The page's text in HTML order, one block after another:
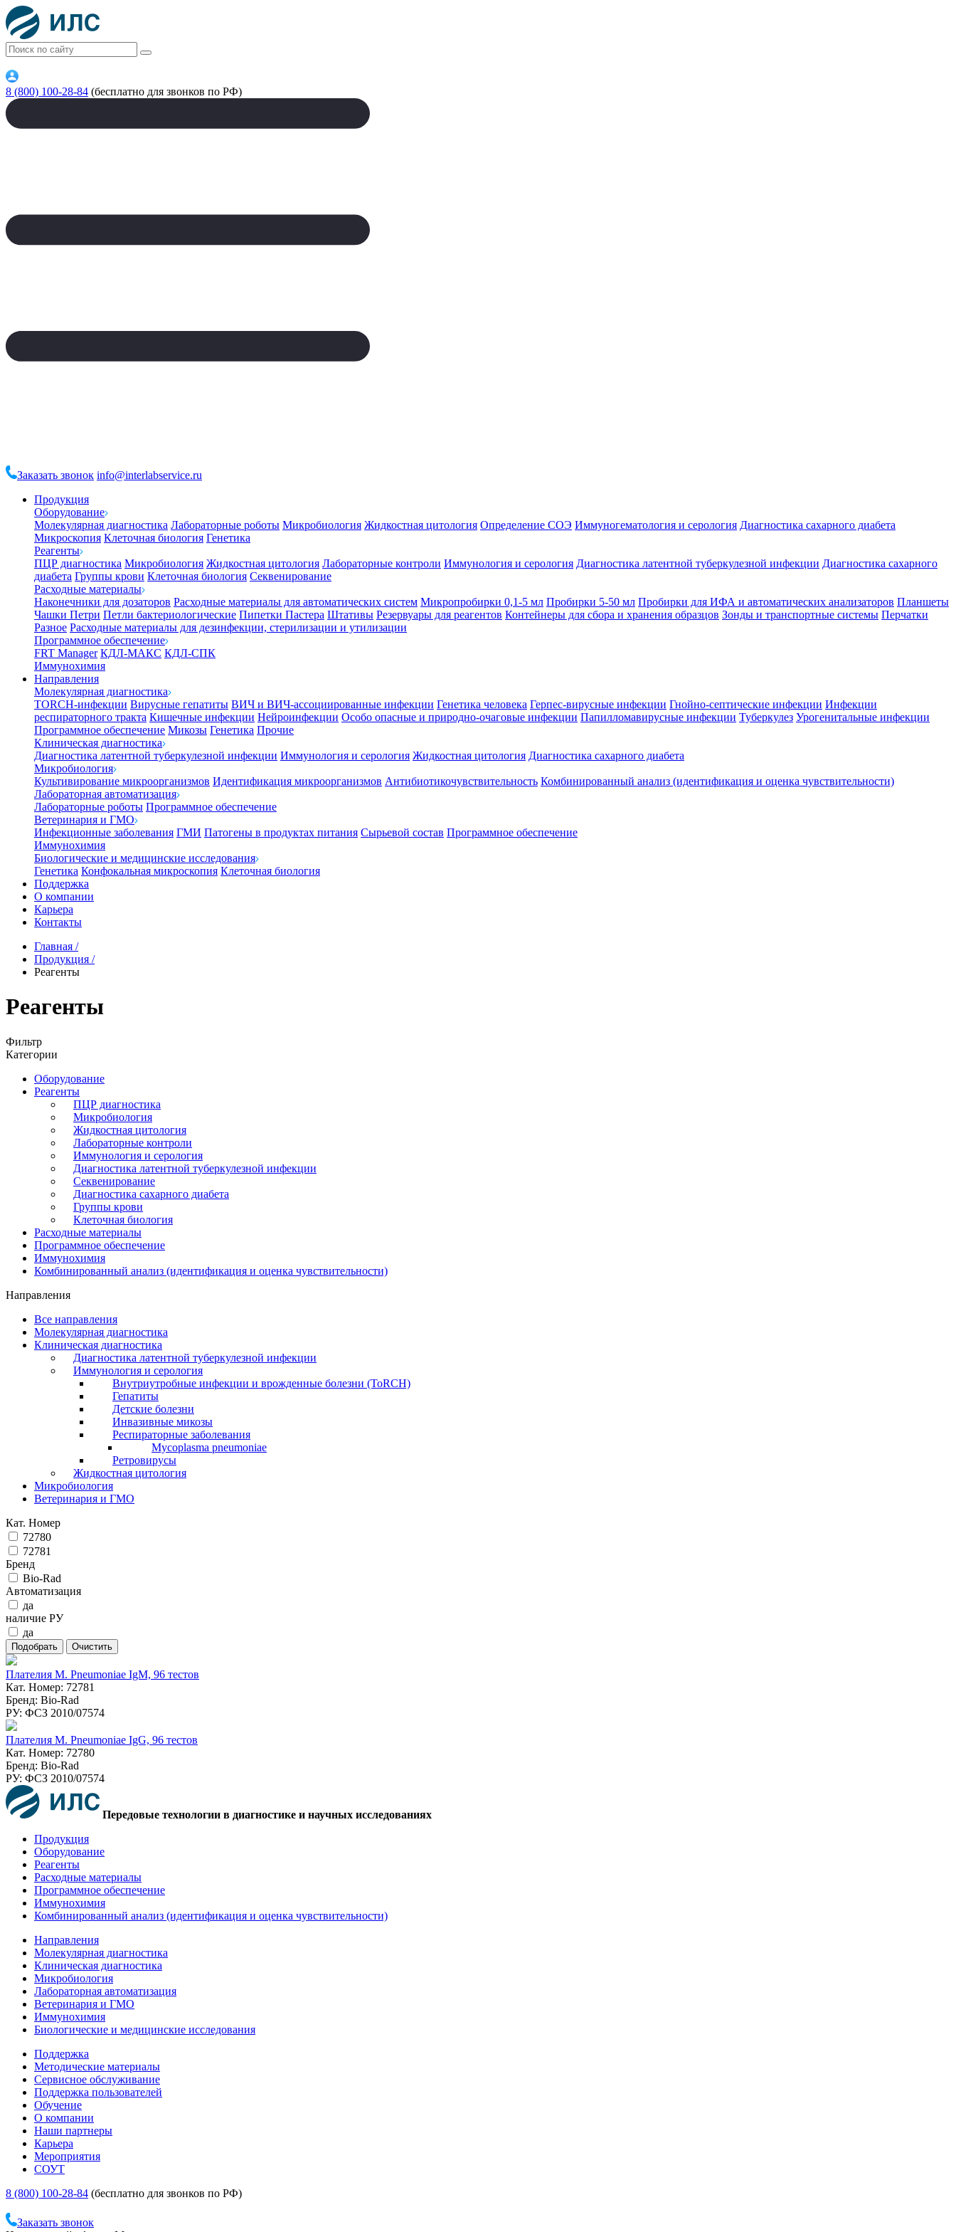
8 (800) 100-28-84 (бесплатно для звонков по РФ)
Заказать звонок info@interlabservice.ru
Продукция
Оборудование
Молекулярная диагностика Лабораторные роботы Микробиология Жидкостная цитология Определение СОЭ Иммуногематология и серология Диагностика сахарного диабета
Микроскопия Клеточная биология Генетика
Реагенты
ПЦР диагностика Микробиология Жидкостная цитология Лабораторные контроли Иммунология и серология Диагностика латентной туберкулезной инфекции Диагностика сахарного
диабета Группы крови Клеточная биология Секвенирование
Расходные материалы
Наконечники для дозаторов Расходные материалы для автоматических систем Микропробирки 0,1-5 мл Пробирки 5-50 мл Пробирки для ИФА и автоматических анализаторов Планшеты
Чашки Петри Петли бактериологические Пипетки Пастера Штативы Резервуары для реагентов Контейнеры для сбора и хранения образцов Зонды и транспортные системы Перчатки
Разное Расходные материалы для дезинфекции, стерилизации и утилизации
Программное обеспечение
FRT Manager КДЛ-МАКС КДЛ-СПК
Иммунохимия
Направления
Молекулярная диагностика
TORCH-инфекции Вирусные гепатиты ВИЧ и ВИЧ-ассоциированные инфекции Генетика человека Герпес-вирусные инфекции Гнойно-септические инфекции Инфекции
респираторного тракта Кишечные инфекции Нейроинфекции Особо опасные и природно-очаговые инфекции Папилломавирусные инфекции Туберкулез Урогенитальные инфекции
Программное обеспечение Микозы Генетика Прочие
Клиническая диагностика
Диагностика латентной туберкулезной инфекции Иммунология и серология Жидкостная цитология Диагностика сахарного диабета
Микробиология
Культивирование микроорганизмов Идентификация микроорганизмов Антибиотикочувствительность Комбинированный анализ (идентификация и оценка чувствительности)
Лабораторная автоматизация
Лабораторные роботы Программное обеспечение
Ветеринария и ГМО
Инфекционные заболевания ГМИ Патогены в продуктах питания Сырьевой состав Программное обеспечение
Иммунохимия
Биологические и медицинские исследования
Генетика Конфокальная микроскопия Клеточная биология
Поддержка
О компании
Карьера
Контакты
Главная /
Продукция /
Реагенты
Реагенты
Фильтр
Категории
Оборудование
Реагенты
ПЦР диагностика
Микробиология
Жидкостная цитология
Лабораторные контроли
Иммунология и серология
Диагностика латентной туберкулезной инфекции
Секвенирование
Диагностика сахарного диабета
Группы крови
Клеточная биология
Расходные материалы
Программное обеспечение
Иммунохимия
Комбинированный анализ (идентификация и оценка чувствительности)
Направления
Все направления
Молекулярная диагностика
Клиническая диагностика
Диагностика латентной туберкулезной инфекции
Иммунология и серология
Внутриутробные инфекции и врожденные болезни (ToRCH)
Гепатиты
Детские болезни
Инвазивные микозы
Респираторные заболевания
Mycoplasma pneumoniae
Ретровирусы
Жидкостная цитология
Микробиология
Ветеринария и ГМО
Кат. Номер
72780
72781
Бренд
Bio-Rad
Автоматизация
да
наличие РУ
да
Плателия M. Pneumoniae IgM, 96 тестов
Кат. Номер: 72781
Бренд: Bio-Rad
РУ: ФСЗ 2010/07574
Плателия M. Pneumoniae IgG, 96 тестов
Кат. Номер: 72780
Бренд: Bio-Rad
РУ: ФСЗ 2010/07574
Передовые технологии в диагностике и научных исследованиях
Продукция
Оборудование
Реагенты
Расходные материалы
Программное обеспечение
Иммунохимия
Комбинированный анализ (идентификация и оценка чувствительности)
Направления
Молекулярная диагностика
Клиническая диагностика
Микробиология
Лабораторная автоматизация
Ветеринария и ГМО
Иммунохимия
Биологические и медицинские исследования
Поддержка
Методические материалы
Сервисное обслуживание
Поддержка пользователей
Обучение
О компании
Наши партнеры
Карьера
Мероприятия
СОУТ
8 (800) 100-28-84 (бесплатно для звонков по РФ)
Заказать звонок